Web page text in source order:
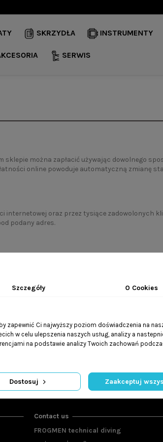
SKRZYDŁA INSTRUMENTY
SERWIS
można zapłacić używając dowolnego
online powoduje automatyczną zmianę
internetowej oraz przez tysiące zadowolonych
podany adres.
Kupujących!
i skontaktuj się z nami.
Contact us
FROGMEN technical diving
Szczegóły O Cookies
zapewnić Ci najwyższy poziom doświadczenia na
w celu ulepszenia naszych usług, analizy a
na podstawie analizy Twoich zachowań
Dostosuj Zaakceptuj